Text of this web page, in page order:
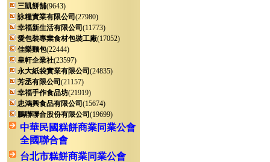
三凱餅舖(9643)
詠糧實業有限公司 (27980)
幸福新生活有限公司 (11773)
愛包裝專業食材包裝工廠(17052)
佳樂麵包(22444)
皇軒企業社(23597)
永大紙袋實業有限公司 (24835)
芳丞有限公司 (21157)
幸福手作食品坊(21919)
忠鴻興食品有限公司 (15674)
鵬聯聯合股份有限公司 (19699)
中華民國糕餅商業同業公會
全國聯合會
台北市糕餅商業同業公會